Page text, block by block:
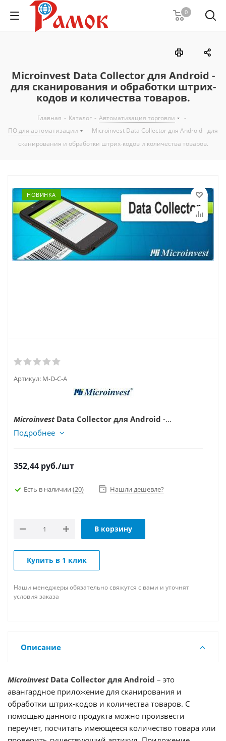
0
Microinvest Data Collector для Android -
для сканирования и обработки штрих-
кодов и количества товаров.
Главная - Каталог - Автоматизация торговли
-
ПО для автоматизации
- Microinvest Data Collector для Android - для
сканирования и обработки штрих-кодов и количества товаров.
НОВИНКА
Артикул: M-D-C-A
MicroinvestData Collector для Android -...
Подробнее
352,44 руб./шт
Есть в наличии (20) Нашли дешевле?
В корзину
Купить в 1 клик
Наши менеджеры обязательно свяжутся с вами и уточнят
условия заказа
Описание
MicroinvestData Collector для Android – это
авангардное приложение для сканирования и
обработки штрих-кодов и количества товаров. С
помощью данного продукта можно произвести
переучет, посчитать имеющееся количество товара или